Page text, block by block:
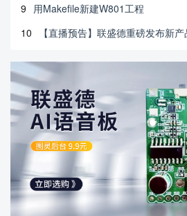
9
用Makefile新建W801工程
10
【直播预告】联盛德重磅发布新